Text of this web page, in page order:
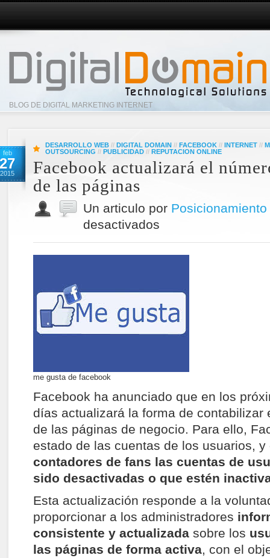
BLOG DE DIGITAL MARKETING INTERNET
feb
27
2015
DESARROLLO WEB // DIGITAL DOMAIN // FACEBOOK // INTERNET //
OUTSOURCING // PUBLICIDAD // REPUTACION ONLINE
Facebook actualizará el
de las páginas
Un articulo por Posicionamiento
desactivados
me gusta de facebook
Facebook ha anunciado que en los
días actualizará la forma de contabilizar
de las páginas de negocio. Para ello,
estado de las cuentas de los usuarios, y
contadores de fans las cuentas de
sido desactivadas o que estén
Esta actualización responde a la
proporcionar a los administradores
consistente y actualizada sobre los
las páginas de forma activa, con el